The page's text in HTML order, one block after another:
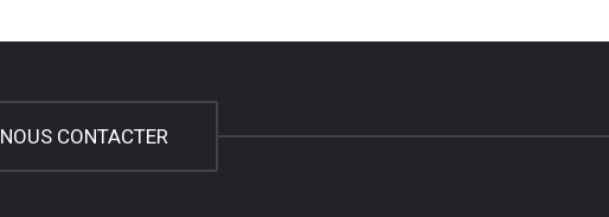
NOUS CONTACTER